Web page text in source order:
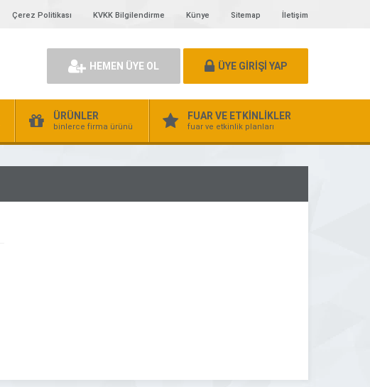
Çerez Politikası KVKK Bilgilendirme Künye Sitemap İletişim
HEMEN ÜYE OL ÜYE GİRİŞİ YAP
ÜRÜNLER
binlerce firma ürünü
FUAR VE ETKİNLİKLER
fuar ve etkinlik planları